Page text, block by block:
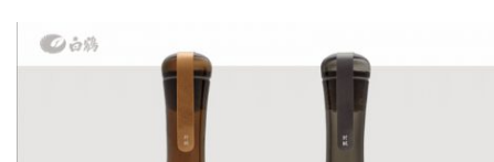
プライバシーポリシー